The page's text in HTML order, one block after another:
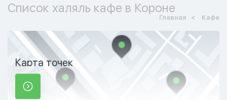
Список халяль кафе в Короне
Главная Кафе
Карта точек